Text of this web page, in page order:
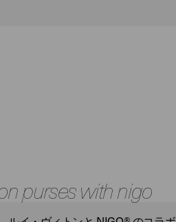
purses with nigo